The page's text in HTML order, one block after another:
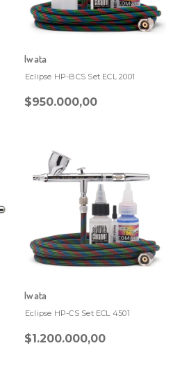
Iwata
Eclipse HP-BCS Set ECL 2001
$950.000,00
Iwata
Eclipse HP-CS Set ECL 4501
$1.200.000,00